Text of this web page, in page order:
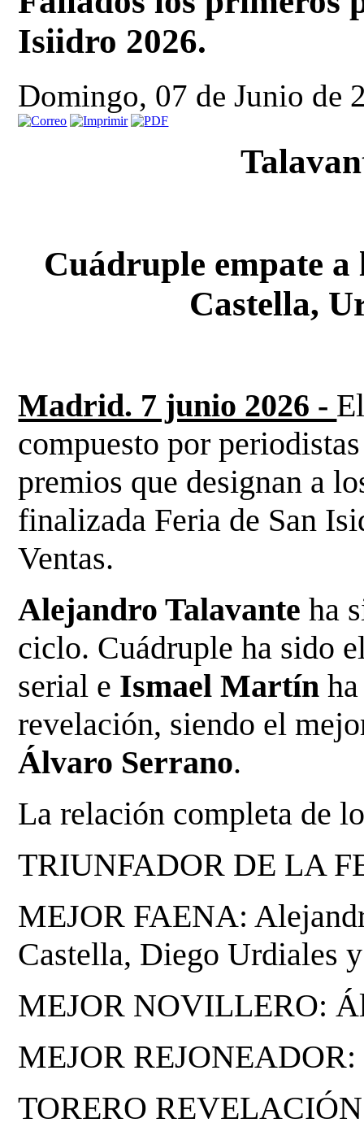
Isiidro 2026.
Domingo, 07 de Junio de
Cuádruple empate
Castella,
Madrid. 7 junio 2026 -
compuesto por
premios que designan a
finalizada Feria de San
Ventas.
Alejandro Talavante ha
ciclo. Cuádruple ha sido
serial e Ismael Martín
revelación, siendo el
Álvaro Serrano.
La relación completa de
TRIUNFADOR DE LA
MEJOR FAENA:
Castella, Diego Urdiales
MEJOR NOVILLERO:
MEJOR REJONEADOR:
TORERO